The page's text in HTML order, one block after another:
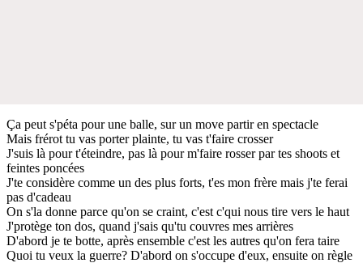
Ça peut s'péta pour une balle, sur un move partir en spectacle
Mais frérot tu vas porter plainte, tu vas t'faire crosser
J'suis là pour t'éteindre, pas là pour m'faire rosser par tes shoots et
feintes poncées
J'te considère comme un des plus forts, t'es mon frère mais j'te ferai
pas d'cadeau
On s'la donne parce qu'on se craint, c'est c'qui nous tire vers le haut
J'protège ton dos, quand j'sais qu'tu couvres mes arrières
D'abord je te botte, après ensemble c'est les autres qu'on fera taire
Quoi tu veux la guerre? D'abord on s'occupe d'eux, ensuite on règle